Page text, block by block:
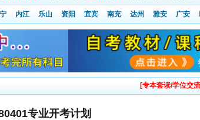
内江 乐山 资阳 宜宾 南充 达州 雅安 广安
[专本套读/学位交
专业开考计划